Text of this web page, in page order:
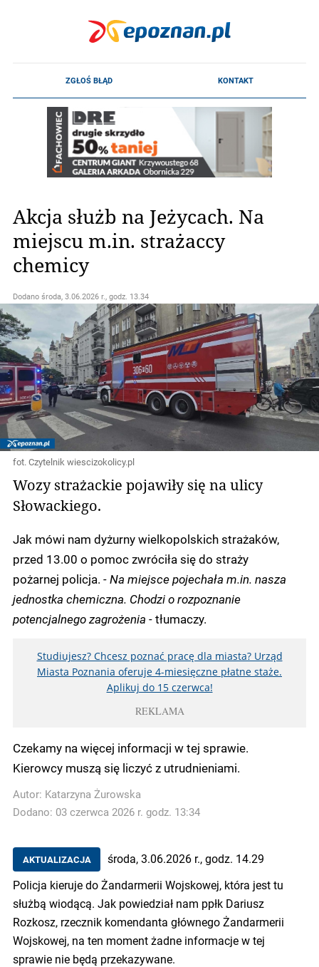
Akcja służb na Jeżycach. Na
miejscu m.in. strażaccy
chemicy
Dodano środa, 3.06.2026 r., godz. 13.34
fot. Czytelnik wiescizokolicy.pl
Wozy strażackie pojawiły się na ulicy
Słowackiego.
Jak mówi nam dyżurny wielkopolskich strażaków,
przed 13.00 o pomoc zwróciła się do straży
pożarnej policja. - Na miejsce pojechała m.in. nasza
jednostka chemiczna. Chodzi o rozpoznanie
potencjalnego zagrożenia -tłumaczy.
Studiujesz? Chcesz poznać pracę dla miasta? Urząd
Miasta Poznania oferuje 4-miesięczne płatne staże.
Aplikuj do 15 czerwca!
REKLAMA
Czekamy na więcej informacji w tej sprawie.
Kierowcy muszą się liczyć z utrudnieniami.
Autor: Katarzyna Żurowska
Dodano: 03 czerwca 2026 r. godz. 13:34
AKTUALIZACJA
środa, 3.06.2026 r., godz. 14.29
Policja kieruje do Żandarmerii Wojskowej, która jest tu
służbą wiodącą. Jak powiedział nam ppłk Dariusz
Rozkosz, rzecznik komendanta głównego Żandarmerii
Wojskowej, na ten moment żadne informacje w tej
sprawie nie będą przekazywane.